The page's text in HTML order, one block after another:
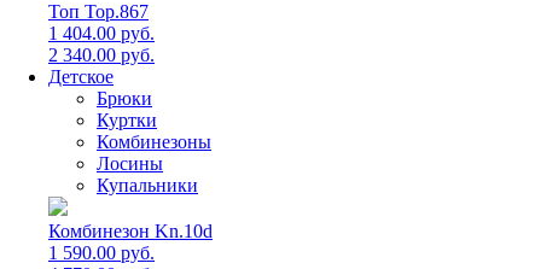
Топ Top.867
1 404.00 руб.
2 340.00 руб.
Детское
Брюки
Куртки
Комбинезоны
Лосины
Купальники
Комбинезон Kn.10d
1 590.00 руб.